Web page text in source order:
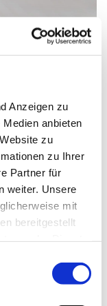
Anzeigen zu
anbieten
zu
zu Ihrer
Partner für
weiter. Unsere
mit
bereitgestellt
10:30